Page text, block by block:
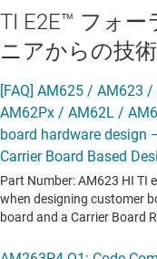
TI E2E™ フォ
ニアからの技